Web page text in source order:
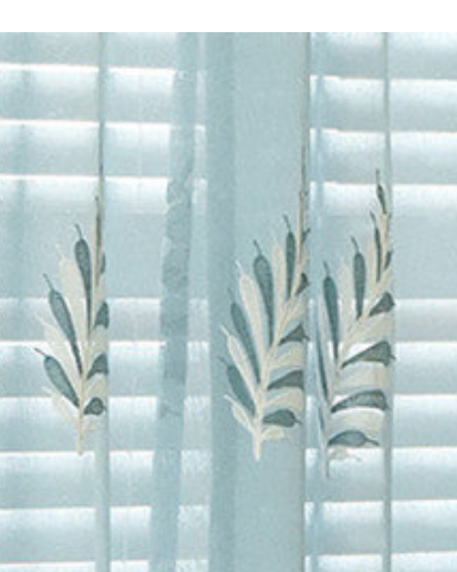
ステル>
Vilde
リビング
Vilde
ダイニング・キッ
ト>洋風>
寝室>Vilde レ
>レースカーテ